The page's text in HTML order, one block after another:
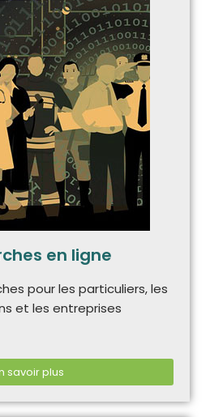
en ligne
pour les particuliers, les
et les entreprises
savoir plus